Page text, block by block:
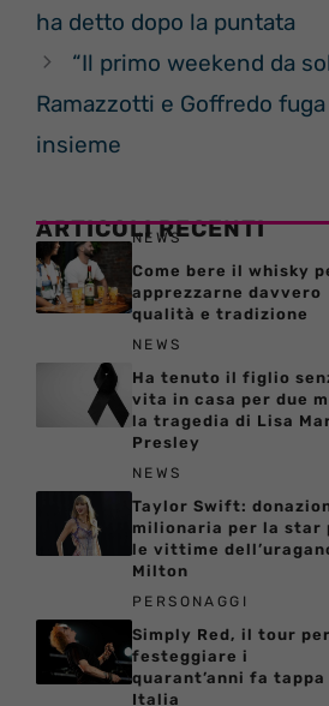
ha detto dopo la puntata
“Il primo weekend da
Ramazzotti e Goffredo
insieme
ARTICOLI RECENTI
NEWS
Come bere il whisky
apprezzarne davvero
qualità e tradizione
NEWS
Ha tenuto il figlio
vita in casa per due
la tragedia di Lisa
Presley
NEWS
Taylor Swift:
milionaria per la star
le vittime
Milton
PERSONAGGI
Simply Red, il tour per
festeggiare i
quarant’anni fa tappa
Italia